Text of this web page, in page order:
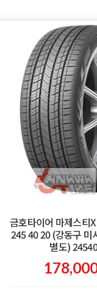
금호타이어 마제스티
245 40 20 (강동구 미
별도)